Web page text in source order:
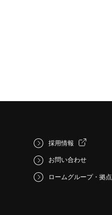
採用情報
お問い合わせ
ロームグループ・拠点